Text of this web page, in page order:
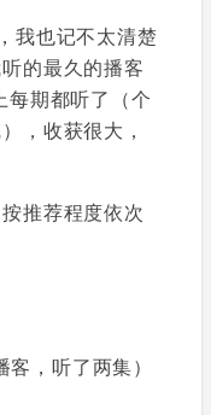
我也记不太清楚
的最久的播客
期都听了（个
，收获很大，
推荐程度依次
，听了两集）